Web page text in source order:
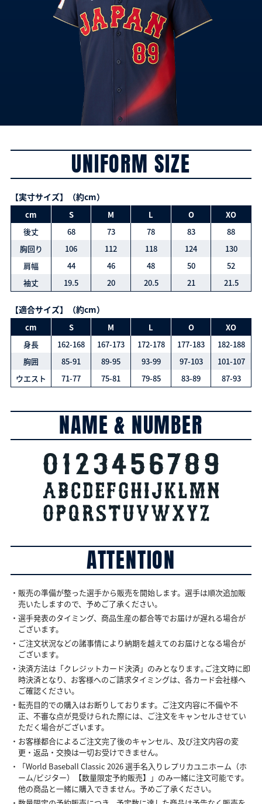
UNIFORM SIZE
【実寸サイズ】（約cm）
cm S M L O
XO
後丈
68 73 78 83
88
胸回り
106 112 118 124
130
肩幅
44 46 48 50
52
袖丈
19.5 20 20.5 21 21.5
【適合サイズ】（約cm）
cm S M L O
XO
身長
162-168 167-173 172-178 177-183
182-188
胸囲
85-91 89-95 93-99 97-103
101-107
ウエスト
71-77 75-81 79-85 83-89 87-93
NAME & NUMBER
ATTENTION
・販売の準備が整った選手から販売を開始します。選手は順次追加販
売いたしますので、予めご了承ください。
・選手発表のタイミング、商品生産の都合等でお届けが遅れる場合が
ございます。
・ご注文状況などの諸事情により納期を越えてのお届けとなる場合が
ございます。
・決済方法は「クレジットカード決済」のみとなります｡ご注文時に即
時決済となり、お客様へのご請求タイミングは、各カード会社様へ
ご確認ください。
・転売目的での購入はお断りしております。ご注文内容に不備や不
正、不審な点が見受けられた際には、ご注文をキャンセルさせてい
ただく場合がございます。
・お客様都合によるご注文完了後のキャンセル、及び注文内容の変
更・返品・交換は一切お受けできません。
・「World Baseball Classic 2026 選手名入りレプリカユニホーム（ホ
ーム/ビジター）【数量限定予約販売】」のみ一緒に注文可能です。
他の商品と一緒に購入できません。予めご了承ください。